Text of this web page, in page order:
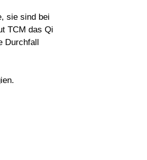
sie sind bei
TCM das Qi
Durchfall